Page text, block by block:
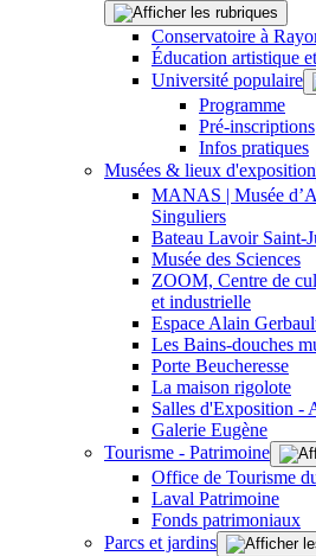
Conservatoire à
Éducation artistique
Université populaire
Programme
Pré-inscriptions
Infos pratiques
Musées & lieux d'exposition
MANAS | Musée
Singuliers
Bateau Lavoir Saint-
Musée des Sciences
ZOOM, Centre de
et industrielle
Espace Alain
Les Bains-douches
Porte Beucheresse
La maison rigolote
Salles d'Exposition -
Galerie Eugène
Tourisme - Patrimoine
Office de Tourisme
Laval Patrimoine
Fonds patrimoniaux
Parcs et jardins